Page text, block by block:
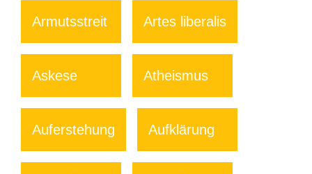
Armutsstreit Artes liberalis
Askese Atheismus
Auferstehung Aufklärung